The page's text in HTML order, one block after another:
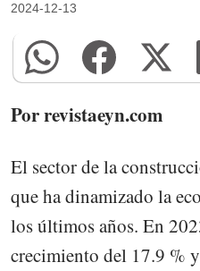
2024-12-13
Por revistaeyn.com
El sector de la
que ha dinamizado la
los últimos años. En
crecimiento del 17.9 %